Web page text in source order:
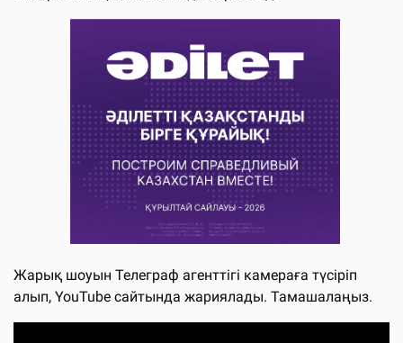
Жарық шоуын Телеграф агенттігі камераға түсіріп
алып, YouTube сайтында жариялады. Тамашалаңыз.